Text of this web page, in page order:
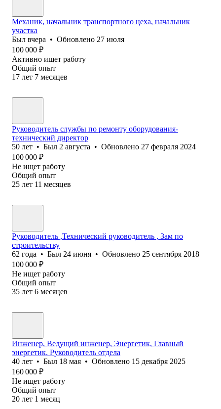
Механик, начальник транспортного цеха, начальник
участка
Был вчера • Обновлено 27 июля
100 000 ₽
Активно ищет работу
Общий опыт
17 лет 7 месяцев
Руководитель службы по ремонту оборудования-
технический директор
50 лет • Был 2 августа • Обновлено 27 февраля 2024
100 000 ₽
Не ищет работу
Общий опыт
25 лет 11 месяцев
Руководитель ,Технический руководитель , Зам по
строительству
62 года • Был 24 июня • Обновлено 25 сентября 2018
100 000 ₽
Не ищет работу
Общий опыт
35 лет 6 месяцев
Инженер, Ведущий инженер, Энергетик, Главный
энергетик. Руководитель отдела
40 лет • Был 18 мая • Обновлено 15 декабря 2025
160 000 ₽
Не ищет работу
Общий опыт
20 лет 1 месяц